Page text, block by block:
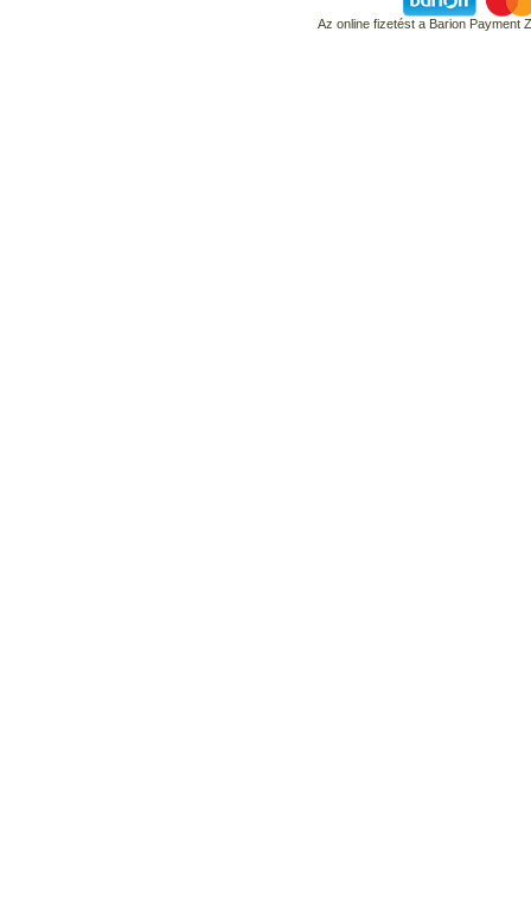
Az online fizetést a Barion Payment